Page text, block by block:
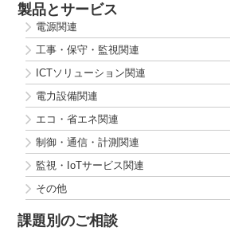
製品とサービス
電源関連
工事・保守・監視関連
ICTソリューション関連
電力設備関連
エコ・省エネ関連
制御・通信・計測関連
監視・IoTサービス関連
その他
課題別のご相談